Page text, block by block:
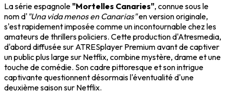
La série espagnole"Mortelles Canaries", connue sous le
nom d' "Una vida menos en Canarias"en version originale,
s'est rapidement imposée comme un incontournable chez les
amateurs de thrillers policiers. Cette production d'Atresmedia,
d'abord diffusée sur ATRESplayer Premium avant de captiver
un public plus large sur Netflix, combine mystère, drame et une
touche de comédie. Son cadre pittoresque et son intrigue
captivante questionnent désormais l'éventualité d'une
deuxième saison sur Netflix.